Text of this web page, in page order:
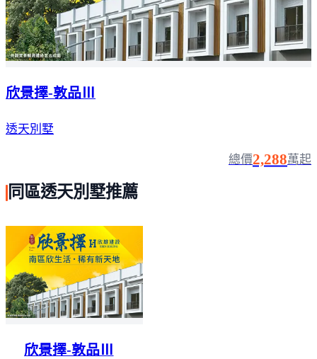
欣景擇-敦品Ⅲ
透天別墅
總價2,288萬起
同區透天別墅推薦
欣景擇-敦品Ⅲ